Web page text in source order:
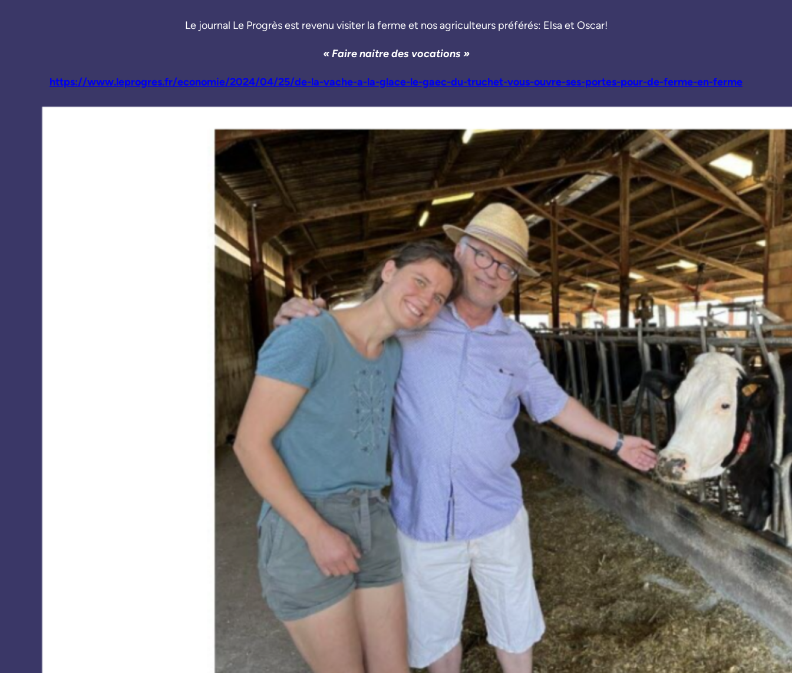
Le journal Le Progrès est revenu visiter la ferme et nos agriculteurs préférés: Elsa et Oscar!
« Faire naitre des vocations »
https://www.leprogres.fr/economie/2024/04/25/de-la-vache-a-la-glace-le-gaec-du-truchet-vous-ouvre-ses-portes-pour-de-ferme-en-ferme